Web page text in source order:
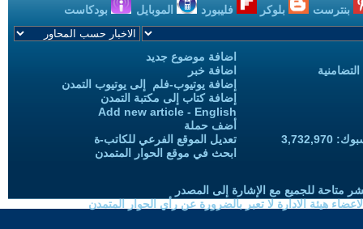
بنترست بلوكر فليبورد الموبايل بودكاست
اضافة موضوع جديد
اضافة خبر
إضافة يوتيوب-فلم إلى يوتيوب التمدن
إضافة كتاب إلى مكتبة التمدن
Add new article - English
أضف حملة
تعديل الموقع الفرعي للكاتب-ة
ابحث في موقع الحوار المتمدن
متاحة للجميع مع الإشارة إلى المصدر
هيئة الادارة لا تعبر بالضرورة عن رأي الحوار المتمدن